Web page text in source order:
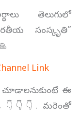
తెలుగులో
సంస్కృతి”
Link
ఈ
మరెంతో